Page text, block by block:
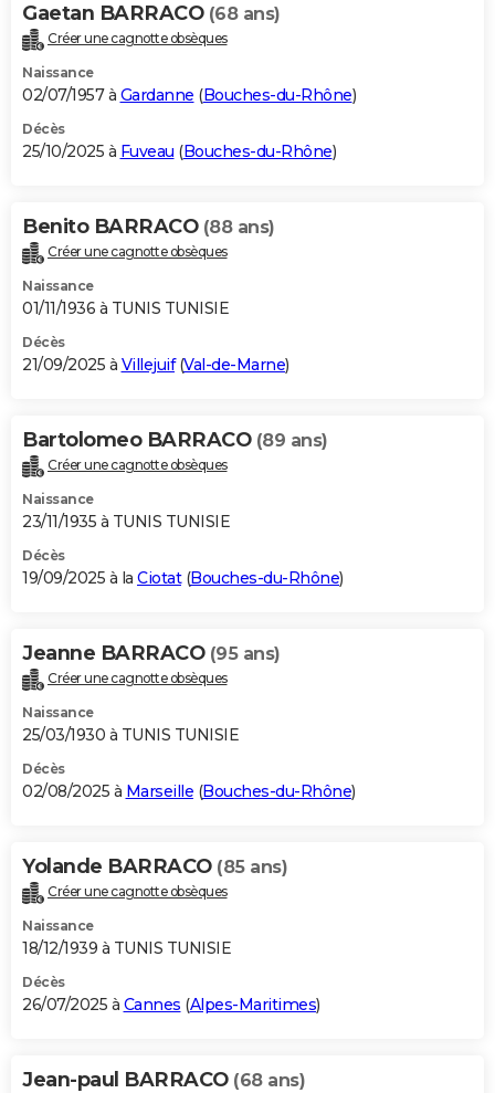
Gaetan BARRACO (68 ans)
Créer une cagnotte obsèques
Naissance
02/07/1957 à Gardanne (Bouches-du-Rhône)
Décès
25/10/2025 à Fuveau (Bouches-du-Rhône)
Benito BARRACO (88 ans)
Créer une cagnotte obsèques
Naissance
01/11/1936 à TUNIS TUNISIE
Décès
21/09/2025 à Villejuif(Val-de-Marne)
Bartolomeo BARRACO (89 ans)
Créer une cagnotte obsèques
Naissance
23/11/1935 à TUNIS TUNISIE
Décès
19/09/2025 à la Ciotat(Bouches-du-Rhône)
Jeanne BARRACO (95 ans)
Créer une cagnotte obsèques
Naissance
25/03/1930 à TUNIS TUNISIE
Décès
02/08/2025 à Marseille (Bouches-du-Rhône)
Yolande BARRACO (85 ans)
Créer une cagnotte obsèques
Naissance
18/12/1939 à TUNIS TUNISIE
Décès
26/07/2025 à Cannes (Alpes-Maritimes)
Jean-paul BARRACO (68 ans)